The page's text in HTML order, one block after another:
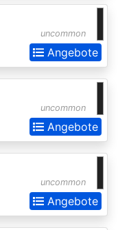
uncommon
Angebote
uncommon
Angebote
uncommon
Angebote